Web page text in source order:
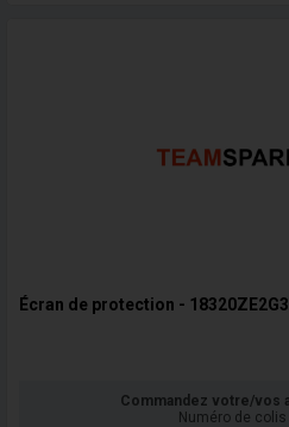
Écran de protection -
Commandez votre/vos
Numéro de